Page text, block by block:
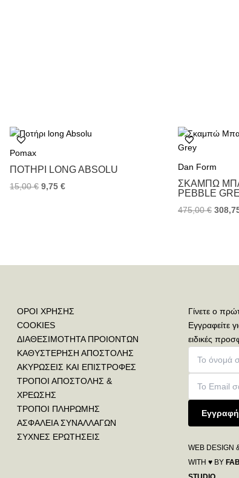
Pomax
ΠΟΤΉΡΙ LONG ABSOLU
15,00€ 9,75€
Dan Form
ΣΚΑΜΠΏ
PEBBLE
475,00€
ΟΡΟΙ ΧΡΗΣΗΣ
COOKIES
ΔΙΑΘΕΣΙΜΟΤΗΤΑ ΠΡΟΙΟΝΤΩΝ
ΚΑΘΥΣΤΕΡΗΣΗ ΑΠΟΣΤΟΛΗΣ
ΑΚΥΡΩΣΕΙΣ ΚΑΙ ΕΠΙΣΤΡΟΦΕΣ
ΤΡΟΠΟΙ ΑΠΟΣΤΟΛΗΣ &
ΧΡΕΩΣΗΣ
ΤΡΟΠΟΙ ΠΛΗΡΩΜΗΣ
ΑΣΦΑΛΕΙΑ ΣΥΝΑΛΛΑΓΩΝ
ΣΥΧΝΕΣ ΕΡΩΤΗΣΕΙΣ
Γίνετε ο
Εγγραφείτε
ειδικές
Εγγραφή
WEB DESIGN
WITH ♥ BY